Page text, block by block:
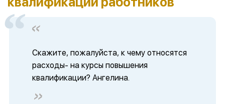
Скажите, пожалуйста, к чему относятся
расходы- на курсы повышения
квалификации? Ангелина.